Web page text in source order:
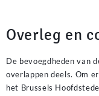
Overleg en
De bevoegdheden van
overlappen deels. Om
het Brussels